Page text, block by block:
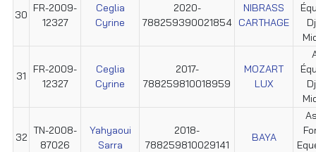
30
FR-2009-
12327
Ceglia
Cyrine
2020-
788259390021854
NIBRASS
CARTHAGE
31
FR-2009-
12327
Ceglia
Cyrine
2017-
788259810018959
MOZART
LUX
32
TN-2008-
87026
Yahyaoui
Sarra
2018-
788259810029141
BAYA